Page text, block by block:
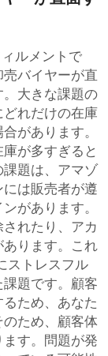
ルメントで
バイヤーが直
大きな課題の
れだけの在庫
があります。
が多すぎると
題は、アマゾ
は販売者が遵
があります。
れたり、アカ
ります。これ
ストレスフル
題です。顧客
ため、あなた
ため、顧客体
す。問題が発